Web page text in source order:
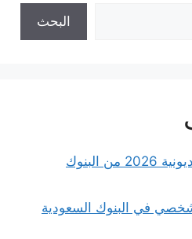
البحث
مقارنة أقل نسبة شراء مديونية 2026 من البنوك
في البنوك السعودية